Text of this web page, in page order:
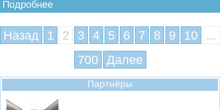
Подробнее
Назад 1 2 3 4 5 6 7 8 9 10
...
700
Далее
Партнёры